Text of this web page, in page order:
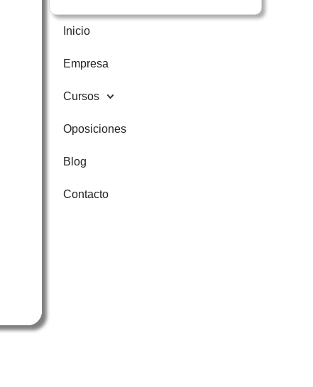
Inicio
Empresa
Cursos
Oposiciones
Blog
Contacto